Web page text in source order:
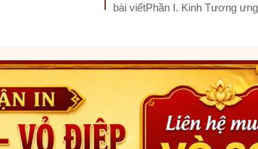
bài viếtPhần I. Kinh Tương